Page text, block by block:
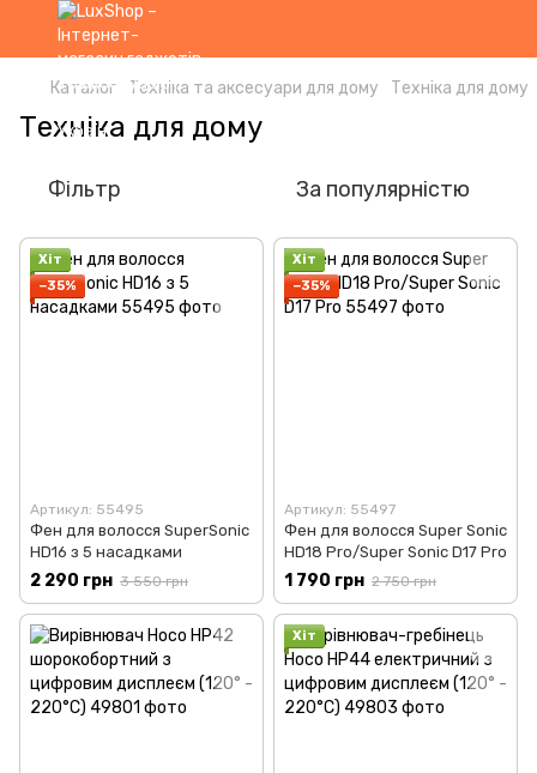
Каталог Техніка та аксесуари для дому Техніка для дому
Техніка для дому
Фільтр За популярністю
Хіт
−35%
Артикул: 55495
Фен для волосся SuperSonic
HD16 з 5 насадками
2 290 грн 3 550 грн
Хіт
−35%
Артикул: 55497
Фен для волосся Super Sonic
HD18 Pro/Super Sonic D17 Pro
1 790 грн 2 750 грн
Хіт